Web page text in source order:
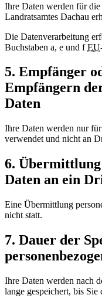
Ihre Daten werden für die
Landratsamtes Dachau
Die Datenverarbeitung
Buchstaben a, e und fEU
5. Empfänger
Empfängern
Daten
Ihre Daten werden nur
verwendet und nicht an
6. Übermittlung
Daten an ein
Eine Übermittlung
nicht statt.
7. Dauer der
Ihre Daten werden nach
lange gespeichert, bis Sie